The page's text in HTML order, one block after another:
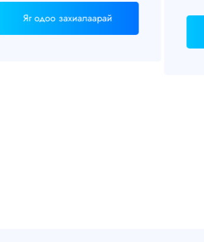
Яг одоо захиалаарай